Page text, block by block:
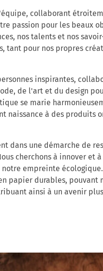
collaborant
passion pour les beaux
nos talents et nos
tant pour nos propres
inspirantes,
de l'art et du design
se marie
naissance à des produits
dans une démarche de
cherchons à innover et
empreinte
papier durables, pouvant
ainsi à un avenir